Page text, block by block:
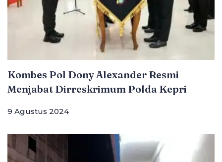
Kombes Pol Dony Alexander Resmi
Menjabat Dirreskrimum Polda Kepri
9 Agustus 2024